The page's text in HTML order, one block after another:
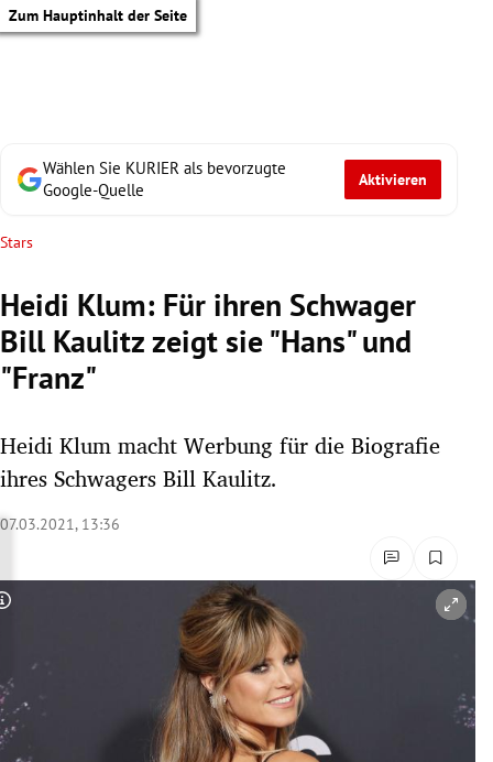
Zum Hauptinhalt der Seite
Untermenü
Untermenü
Untermenü
Wählen Sie KURIER als bevorzugte
Google-Quelle
Aktivieren
Stars
Heidi Klum: Für ihren Schwager
Bill Kaulitz zeigt sie "Hans" und
"Franz"
Heidi Klum macht Werbung für die Biografie
ihres Schwagers Bill Kaulitz.
07.03.2021, 13:36
Copyright-Hinweis öffnen/schließen